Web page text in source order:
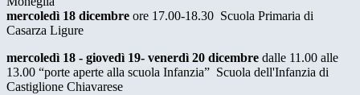
mercoledì 18 dicembre ore 17.00-18.30 Scuola Primaria di
Casarza Ligure
mercoledì 18 - giovedì 19- venerdì 20 dicembre dalle 11.00 alle
13.00 “porte aperte alla scuola Infanzia” Scuola dell'Infanzia di
Castiglione Chiavarese